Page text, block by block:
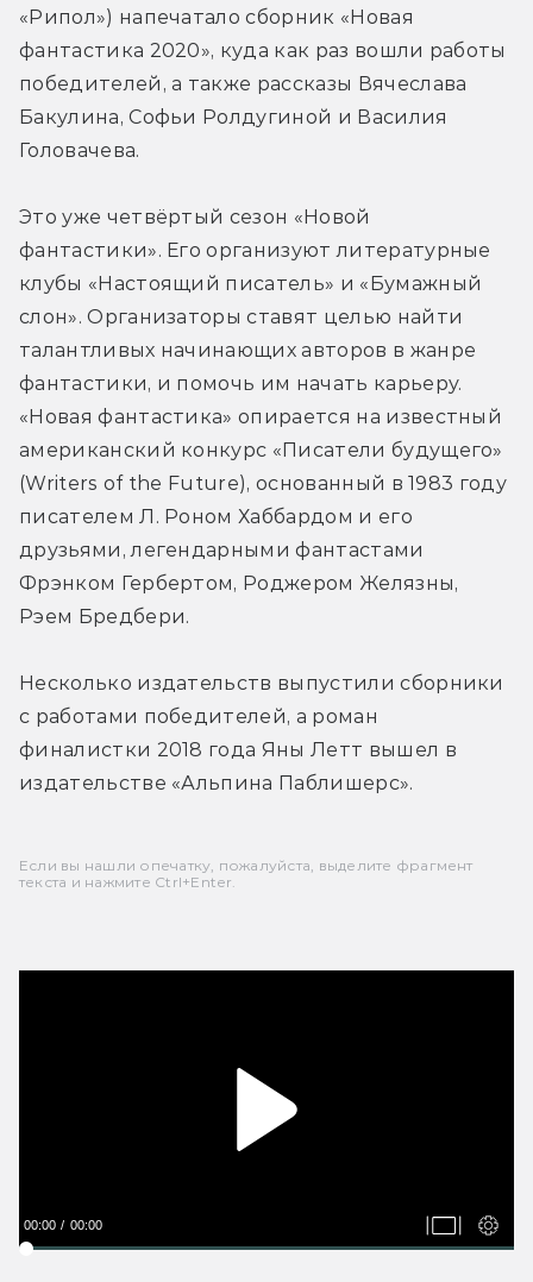
«Рипол») напечатало сборник «Новая
фантастика 2020», куда как раз вошли работы
победителей, а также рассказы Вячеслава
Бакулина, Софьи Ролдугиной и Василия
Головачева.
Это уже четвёртый сезон «Новой
фантастики». Его организуют литературные
клубы «Настоящий писатель» и «Бумажный
слон». Организаторы ставят целью найти
талантливых начинающих авторов в жанре
фантастики, и помочь им начать карьеру.
«Новая фантастика» опирается на известный
американский конкурс «Писатели будущего»
(Writers of the Future), основанный в 1983 году
писателем Л. Роном Хаббардом и его
друзьями, легендарными фантастами
Фрэнком Гербертом, Роджером Желязны,
Рэем Бредбери.
Несколько издательств выпустили сборники
с работами победителей, а роман
финалистки 2018 года Яны Летт вышел в
издательстве «Альпина Паблишерс».
Если вы нашли опечатку, пожалуйста, выделите фрагмент
текста и нажмите Ctrl+Enter.
00:00 00:00